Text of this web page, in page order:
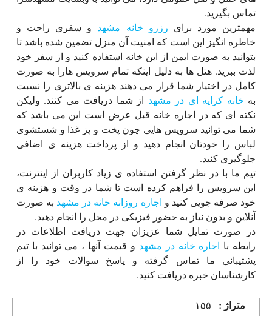
تماس بگیرید.
مهمترین مورد برای رزرو خانه مشهد و سفری راحت و
خاطره انگیز این است که امنیت آن منزل تضمین شده باشد تا
بتوانید به صورت ایمن از این خانه استفاده کنید و از سفر خود
لذت ببرید. هتل ها به دلیل اینکه تمام سرویس هارا به صورت
کامل در اختیار شما قرار می دهند هزینه ی بالاتری را نسبت
به خانه کرایه ای در مشهد از شما دریافت می کنند. ولیکن
نکته ای که در اجاره خانه قبل عرض است این می باشد که
شما می توانید سرویس هایی چون پخت و پز غذا و شستشوی
لباس را خودتان انجام دهید و از پرداخت هزینه ی اضافی
جلوگیری کنید.
تیم ما با در نظر گرفتن استفاده ی زیاد کاربران از اینترنت،
این سرویس را فراهم کرده است تا شما در وقت و هزینه ی
خود صرفه جویی کنید و اجاره روزانه خانه در مشهد به صورت
آنلاین و بدون نیاز به حضور فیزیکی در محل را انجام دهید.
در صورت تمایل شما عزیزان جهت دریافت اطلاعات در
رابطه با اجاره خانه در مشهد و قیمت آنها ، می توانید با تیم
پشتیبانی ما تماس گرفته و پاسخ سوالات خود را از
کارشناسان خبره دریافت کنید.
متراژ : ۱۵۵